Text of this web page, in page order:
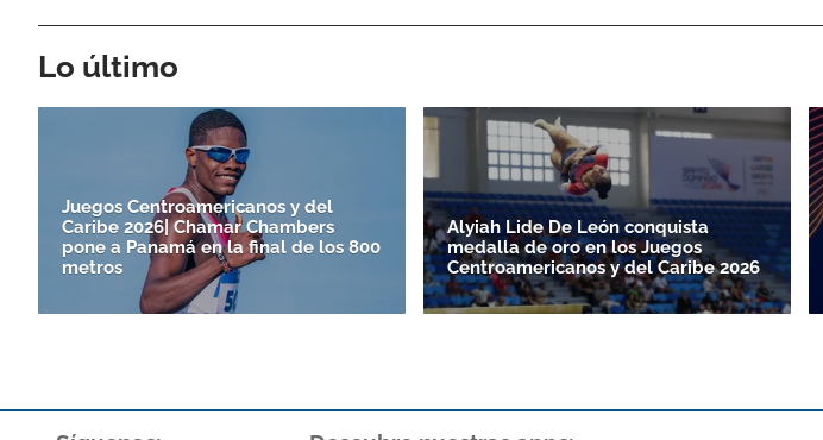
Lo último
Juegos Centroamericanos y del
Caribe 2026| Chamar Chambers
pone a Panamá en la final de los 800
metros
Alyiah Lide De León conquista
medalla de oro en los Juegos
Centroamericanos y del Caribe 2026